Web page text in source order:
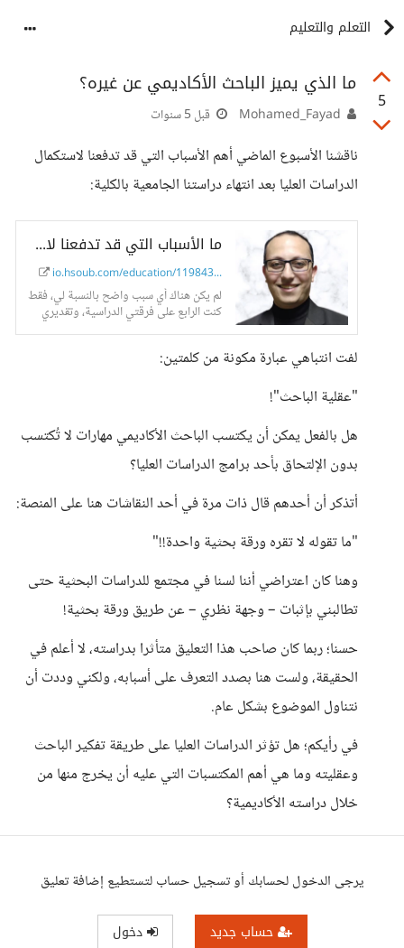
التعلم والتعليم
5
ما الذي يميز الباحث الأكاديمي عن غيره؟
قبل 5 سنوات
ناقشنا الأسبوع الماضي أهم الأسباب التي قد تدفعنا لاستكمال
الدراسات العليا بعد انتهاء دراستنا الجامعية بالكلية:
ما الأسباب التي قد تدفعنا لاستكمال الدراسات العليا؟! - حسوب I/O
io.hsoub.com/education/119843...
لم يكن هناك أي سبب واضح بالنسبة لي، فقط
كنت الرابع على فرقتي الدراسية، وتقديري
جيد
لفت انتباهي عبارة مكونة من كلمتين:
"عقلية الباحث"!
هل بالفعل يمكن أن يكتسب الباحث الأكاديمي مهارات لا تُكتسب
بدون الإلتحاق بأحد برامج الدراسات العليا؟
أتذكر أن أحدهم قال ذات مرة في أحد النقاشات هنا على المنصة:
"ما تقوله لا تقره ورقة بحثية واحدة!!"
وهنا كان اعتراضي أننا لسنا في مجتمع للدراسات البحثية حتى
تطالبني بإثبات – وجهة نظري – عن طريق ورقة بحثية!
حسنا؛ ربما كان صاحب هذا التعليق متأثرا بدراسته، لا أعلم في
الحقيقة، ولست هنا بصدد التعرف على أسبابه، ولكني وددت أن
نتناول الموضوع بشكل عام.
في رأيكم؛ هل تؤثر الدراسات العليا على طريقة تفكير الباحث
وعقليته وما هي أهم المكتسبات التي عليه أن يخرج منها من
خلال دراسته الأكاديمية؟
يرجى الدخول لحسابك أو تسجيل حساب لتستطيع إضافة تعليق
حساب جديد دخول